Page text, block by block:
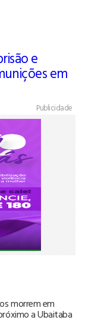
e
em
Publicidade
morrem em
a Ubaitaba